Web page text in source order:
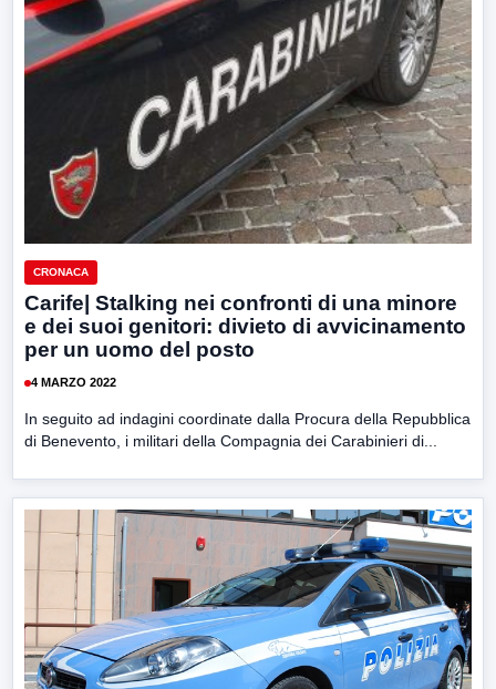
CRONACA
Carife| Stalking nei confronti di una minore
e dei suoi genitori: divieto di avvicinamento
per un uomo del posto
4 MARZO 2022
In seguito ad indagini coordinate dalla Procura della Repubblica
di Benevento, i militari della Compagnia dei Carabinieri di...